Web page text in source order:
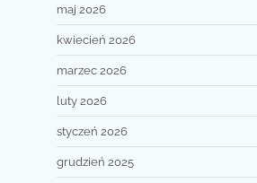
maj 2026
kwiecień 2026
marzec 2026
luty 2026
styczeń 2026
grudzień 2025